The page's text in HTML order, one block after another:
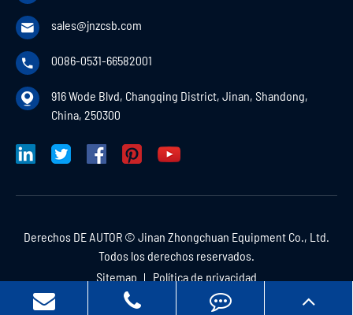
 sales@jnzcsb.com
 0086-0531-66582001

916 Wode Blvd, Changqing District, Jinan, Shandong,
China, 250300
Derechos DE AUTOR © Jinan Zhongchuan Equipment Co., Ltd.
Todos los derechos reservados.
Sitemap
Política de privacidad